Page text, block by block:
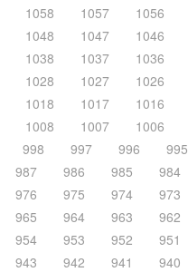
1058 1057 1056
1048 1047 1046
1038 1037 1036
1028 1027 1026
1018 1017 1016
1008 1007 1006
998 997 996 995
987 986 985 984
976 975 974 973
965 964 963 962
954 953 952 951
943 942 941 940